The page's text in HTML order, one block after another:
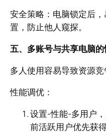
安全策略：电脑锁定后
置，防止他人窥探。
五、多账号与共享电脑
多人使用容易导致资源竞
性能调优：
设置-性能-多用户
前活跃用户优先获